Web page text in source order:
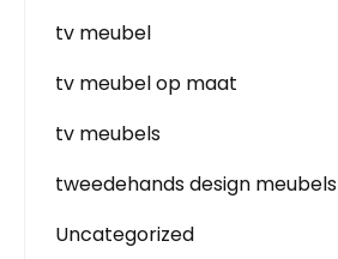
tv meubel
tv meubel op maat
tv meubels
tweedehands design meubels
Uncategorized